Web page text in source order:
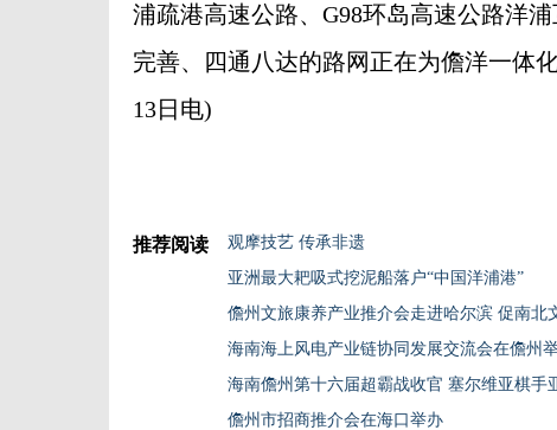
浦疏港高速公路、G98环岛高速公路洋
完善、四通八达的路网正在为儋洋一体
13日电)
推荐阅读
观摩技艺 传承非遗
亚洲最大耙吸式挖泥船落户“中国洋浦港”
儋州文旅康养产业推介会走进哈尔滨 促南北
海南海上风电产业链协同发展交流会在儋州
儋州市招商推介会在海口举办